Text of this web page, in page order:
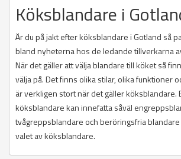
Köksblandare i
Är du på jakt efter köksblandare i Gotland så
bland nyheterna hos de ledande tillverkarna
När det gäller att välja blandare till köket så
välja på. Det finns olika stilar, olika funktioner
är verkligen stort när det gäller köksblandare.
köksblandare kan innefatta såväl
tvågreppsblandare och beröringsfria blandare
valet av köksblandare.